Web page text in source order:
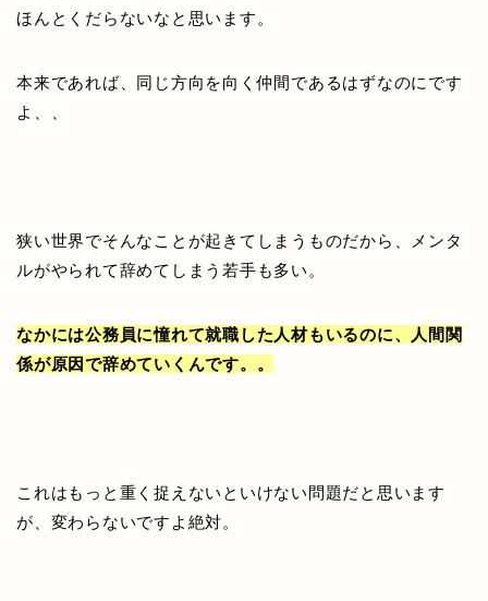
ほんとくだらないなと思います。
本来であれば、同じ方向を向く仲間であるはずなのにです
よ、、
狭い世界でそんなことが起きてしまうものだから、メンタ
ルがやられて辞めてしまう若手も多い。
なかには公務員に憧れて就職した人材もいるのに、人間関
係が原因で辞めていくんです。。
これはもっと重く捉えないといけない問題だと思います
が、変わらないですよ絶対。